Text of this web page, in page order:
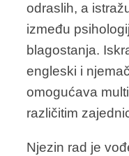
odraslih, a
između
blagostanja.
engleski i
omogućava
različitim
Njezin rad je